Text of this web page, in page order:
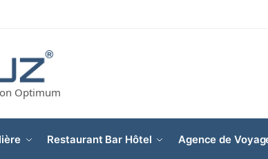
Optimum
Restaurant Bar Hôtel Agence de